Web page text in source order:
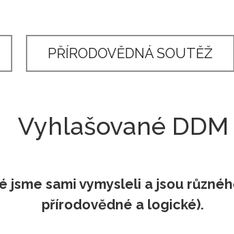
Pedagogičtí pracovníci
PŘÍRODOVĚDNÁ SOUTĚŽ
Vyhlašované DDM
jsme sami vymysleli a jsou
přírodovědné a logické).